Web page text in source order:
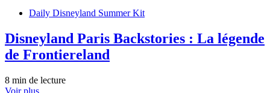
Daily Disneyland Summer Kit
Disneyland Paris Backstories : La légende
de Frontiereland
8 min de lecture
Voir plus